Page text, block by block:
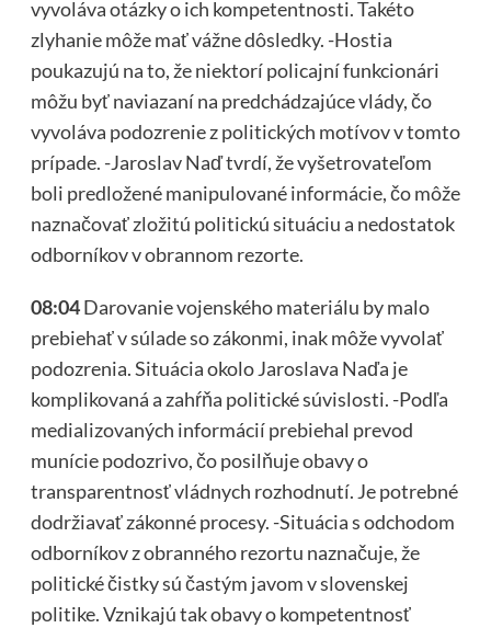
vyvoláva otázky o ich kompetentnosti. Takéto
zlyhanie môže mať vážne dôsledky. -Hostia
poukazujú na to, že niektorí policajní funkcionári
môžu byť naviazaní na predchádzajúce vlády, čo
vyvoláva podozrenie z politických motívov v tomto
prípade. -Jaroslav Naď tvrdí, že vyšetrovateľom
boli predložené manipulované informácie, čo môže
naznačovať zložitú politickú situáciu a nedostatok
odborníkov v obrannom rezorte.
08:04Darovanie vojenského materiálu by malo
prebiehať v súlade so zákonmi, inak môže vyvolať
podozrenia. Situácia okolo Jaroslava Naďa je
komplikovaná a zahŕňa politické súvislosti. -Podľa
medializovaných informácií prebiehal prevod
munície podozrivo, čo posilňuje obavy o
transparentnosť vládnych rozhodnutí. Je potrebné
dodržiavať zákonné procesy. -Situácia s odchodom
odborníkov z obranného rezortu naznačuje, že
politické čistky sú častým javom v slovenskej
politike. Vznikajú tak obavy o kompetentnosť